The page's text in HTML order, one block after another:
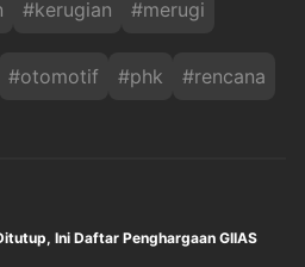
#kerugian #merugi
#otomotif #phk #rencana
Ini Daftar Penghargaan GIIAS